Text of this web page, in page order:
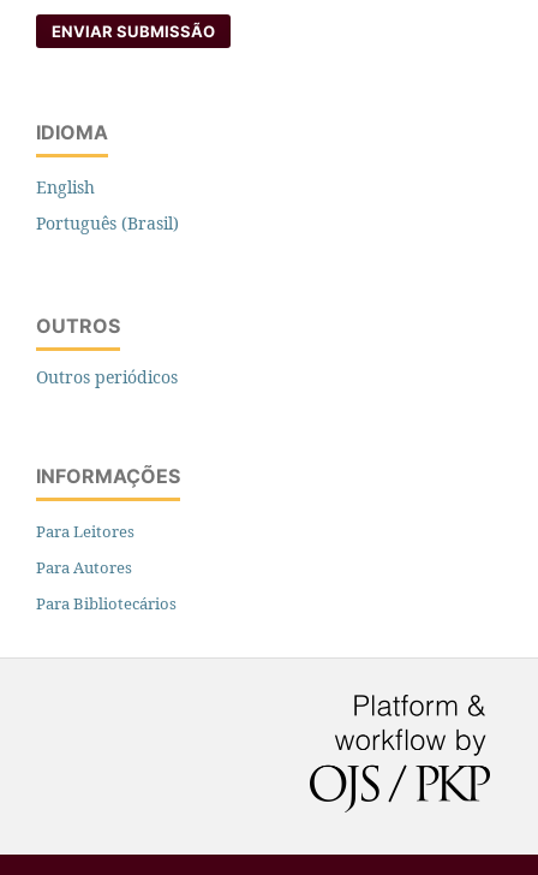
ENVIAR SUBMISSÃO
IDIOMA
English
Português (Brasil)
OUTROS
Outros periódicos
INFORMAÇÕES
Para Leitores
Para Autores
Para Bibliotecários